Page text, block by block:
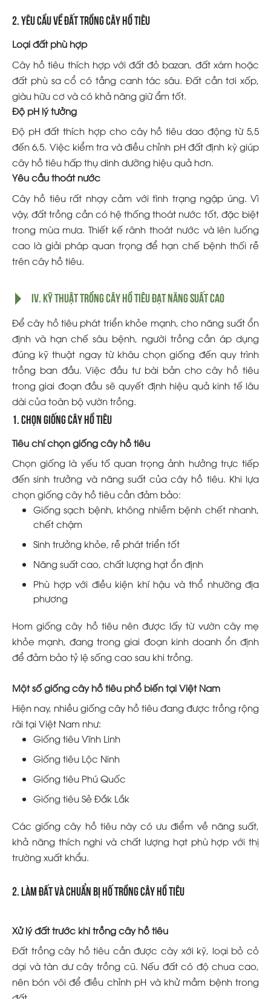
2. Yêu cầu về đất trồng cây hồ tiêu
Loại đất phù hợp
Cây hồ tiêu thích hợp với đất đỏ bazan, đất xám hoặc
đất phù sa cổ có tầng canh tác sâu. Đất cần tơi xốp,
giàu hữu cơ và có khả năng giữ ẩm tốt.
Độ pH lý tưởng
Độ pH đất thích hợp cho cây hồ tiêu dao động từ 5,5
đến 6,5. Việc kiểm tra và điều chỉnh pH đất định kỳ giúp
cây hồ tiêu hấp thụ dinh dưỡng hiệu quả hơn.
Yêu cầu thoát nước
Cây hồ tiêu rất nhạy cảm với tình trạng ngập úng. Vì
vậy, đất trồng cần có hệ thống thoát nước tốt, đặc biệt
trong mùa mưa. Thiết kế rãnh thoát nước và lên luống
cao là giải pháp quan trọng để hạn chế bệnh thối rễ
trên cây hồ tiêu.
IV. Kỹ thuật trồng cây hồ tiêu đạt năng suất cao
Để cây hồ tiêu phát triển khỏe mạnh, cho năng suất ổn
định và hạn chế sâu bệnh, người trồng cần áp dụng
đúng kỹ thuật ngay từ khâu chọn giống đến quy trình
trồng ban đầu. Việc đầu tư bài bản cho cây hồ tiêu
trong giai đoạn đầu sẽ quyết định hiệu quả kinh tế lâu
dài của toàn bộ vườn trồng.
1. Chọn giống cây hồ tiêu
Tiêu chí chọn giống cây hồ tiêu
Chọn giống là yếu tố quan trọng ảnh hưởng trực tiếp
đến sinh trưởng và năng suất của cây hồ tiêu. Khi lựa
chọn giống cây hồ tiêu cần đảm bảo:
Giống sạch bệnh, không nhiễm bệnh chết nhanh,
chết chậm
Sinh trưởng khỏe, rễ phát triển tốt
Năng suất cao, chất lượng hạt ổn định
Phù hợp với điều kiện khí hậu và thổ nhưỡng địa
phương
Hom giống cây hồ tiêu nên được lấy từ vườn cây mẹ
khỏe mạnh, đang trong giai đoạn kinh doanh ổn định
để đảm bảo tỷ lệ sống cao sau khi trồng.
Một số giống cây hồ tiêu phổ biến tại Việt Nam
Hiện nay, nhiều giống cây hồ tiêu đang được trồng rộng
rãi tại Việt Nam như:
Giống tiêu Vĩnh Linh
Giống tiêu Lộc Ninh
Giống tiêu Phú Quốc
Giống tiêu Sẻ Đắk Lắk
Các giống cây hồ tiêu này có ưu điểm về năng suất,
khả năng thích nghi và chất lượng hạt phù hợp với thị
trường xuất khẩu.
2. Làm đất và chuẩn bị hố trồng cây hồ tiêu
Xử lý đất trước khi trồng cây hồ tiêu
Đất trồng cây hồ tiêu cần được cày xới kỹ, loại bỏ cỏ
dại và tàn dư cây trồng cũ. Nếu đất có độ chua cao,
nên bón vôi để điều chỉnh pH và khử mầm bệnh trong